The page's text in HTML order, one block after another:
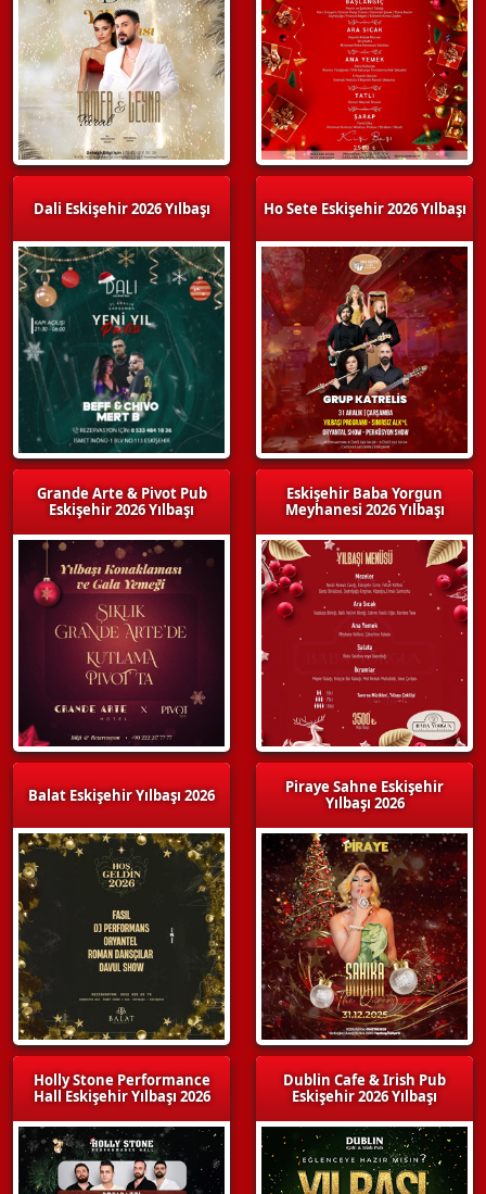
Dali Eskişehir 2026 Yılbaşı
Grande Arte & Pivot Pub
Eskişehir 2026 Yılbaşı
Balat Eskişehir Yılbaşı 2026
Holly Stone Performance
Hall Eskişehir Yılbaşı 2026
Ho Sete Eskişehir 2026 Yılbaşı
Eskişehir Baba Yorgun
Meyhanesi 2026 Yılbaşı
Piraye Sahne Eskişehir
Yılbaşı 2026
Dublin Cafe & Irish Pub
Eskişehir 2026 Yılbaşı